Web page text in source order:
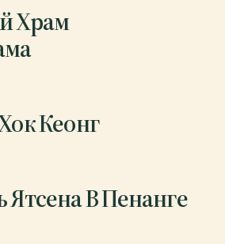
Храм
Кеонг
Ятсена В Пенанге